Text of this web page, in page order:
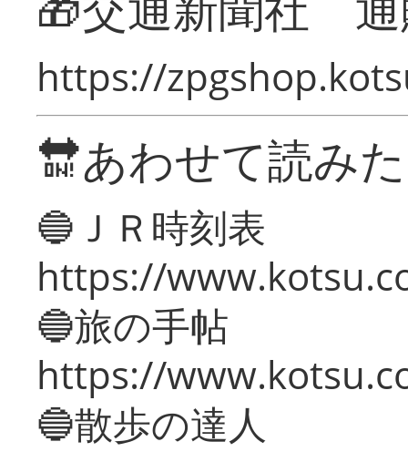
https://
🔛あわせて読み
🔵ＪＲ時刻表
https://
🔵旅の手帖
https://
🔵散歩の達人